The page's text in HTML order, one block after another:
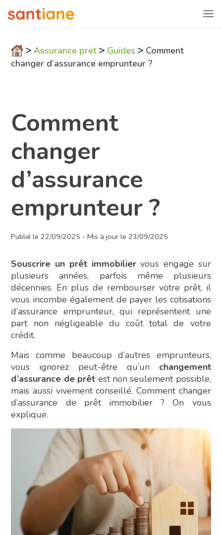
> Assurance pret> Guides > Comment
changer d’assurance emprunteur ?
Comment
changer
d’assurance
emprunteur ?
Publié le 22/09/2025 - Mis à jour le 23/09/2025
Souscrire un prêt immobiliervous engage sur
plusieurs années, parfois même plusieurs
décennies. En plus de rembourser votre prêt, il
vous incombe également de payer les cotisations
d’assurance emprunteur, qui représentent une
part non négligeable du coût total de votre
crédit.
Mais comme beaucoup d’autres emprunteurs,
vous ignorez peut-être qu’un changement
d’assurance de prêt est non seulement possible,
mais aussi vivement conseillé. Comment changer
d’assurance de prêt immobilier ? On vous
explique.